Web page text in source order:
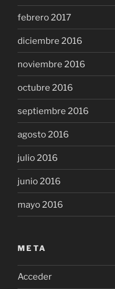
febrero 2017
diciembre 2016
noviembre 2016
octubre 2016
septiembre 2016
agosto 2016
julio 2016
junio 2016
mayo 2016
META
Acceder